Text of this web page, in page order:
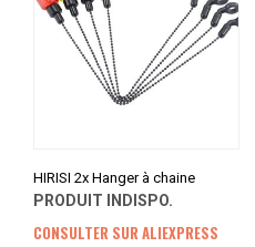
HIRISI 2x Hanger à chaine
PRODUIT INDISPO.
CONSULTER SUR ALIEXPRESS